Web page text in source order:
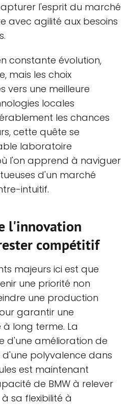
l'esprit du marché
avec agilité aux besoins
constante évolution,
mais les choix
vers une meilleure
locales
les chances
cette quête se
laboratoire
l'on apprend à naviguer
d'un marché
intuitif.
l'innovation
compétitif
majeurs ici est que
une priorité non
une production
garantir une
long terme. La
d'une amélioration de
d'une polyvalence dans
est maintenant
de BMW à relever
sa flexibilité à